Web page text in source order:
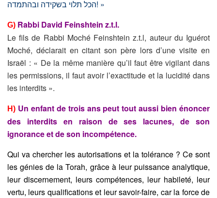
הכל תלוי בשקידה ובהתמדה! »
G) Rabbi David Feinshtein z.t.l.
Le fils de Rabbi Moché Feinshtein z.t.l, auteur du Iguérot
Moché, déclarait en citant son père lors d’une visite en
Israël : « De la même manière qu’il faut être vigilant dans
les permissions, il faut avoir l’exactitude et la lucidité dans
les interdits ».
H) Un enfant de trois ans peut tout aussi bien énoncer
des interdits en raison de ses lacunes, de son
ignorance et de son incompétence.
Qui va chercher les autorisations et la tolérance ? Ce sont
les génies de la Torah, grâce à leur puissance analytique,
leur discernement, leurs compétences, leur habileté, leur
vertu, leurs qualifications et leur savoir-faire, car la force de